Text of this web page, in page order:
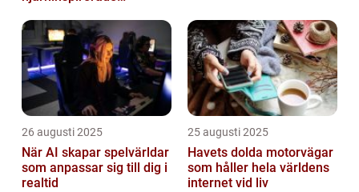
26 augusti 2025
När AI skapar spelvärldar
som anpassar sig till dig i
realtid
25 augusti 2025
Havets dolda motorvägar
som håller hela världens
internet vid liv